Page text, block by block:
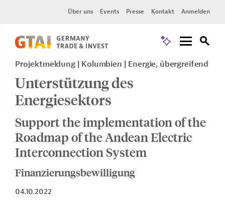
Über uns Events Presse Kontakt Anmelden
Projektmeldung Kolumbien Energie, übergreifend
Unterstützung des
Energiesektors
Support the implementation of the
Roadmap of the Andean Electric
Interconnection System
Finanzierungsbewilligung
04.10.2022